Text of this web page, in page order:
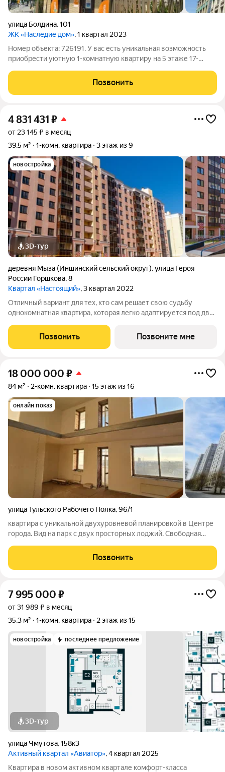
улица Болдина,101
ЖК «Наследие дом», 1 квартал 2023
Номер объекта: 726191. У вас есть уникальная возможность
приобрести уютную 1-комнатную квартиру на 5 этаже 17-
просторную кухню площадью 12 кв.м. и предлагается сейчас в
черновой отделке. Это
Позвонить
4 831 431 ₽
от 23 145 ₽ в месяц
39,5 м²
1-комн. квартира 3 этаж из 9
новостройка
3D-тур
деревня Мыза (Иншинский сельский округ),улица Героя
России Горшкова,8
Квартал «Настоящий», 3 квартал 2022
Отличный вариант для тех, кто сам решает свою судьбу
однокомнатная квартира, которая легко адаптируется под две
разделена перегородкой и формировать удобную кухню и
детскую Уютная спальня с местом для
Позвонить Позвоните мне
18 000 000 ₽
84 м² 2-комн. квартира 15 этаж из 16
онлайн показ
улица Тульского Рабочего Полка,96/1
квартира с уникальной двухуровневой планировкой в Центре
города. Вид на парк с двух просторных лоджий. Свободная
полноценную четырехкомнатную жилплощадь, а можно
воспользоваться уже готовым дизайнерским
Позвонить
7 995 000 ₽
от 31 989 ₽ в месяц
35,3 м²
1-комн. квартира 2 этаж из 15
новостройка последнее предложение
3D-тур
улица Чмутова,158к3
Активный квартал «Авиатор», 4 квартал 2025
Квартира в новом активном квартале комфорт-класса